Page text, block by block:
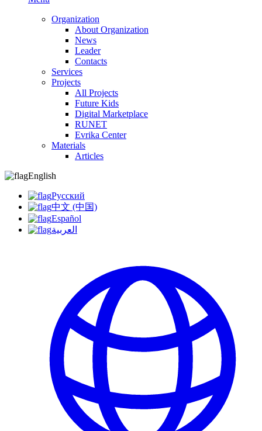
Organization
About Organization
News
Leader
Contacts
Services
Projects
All Projects
Future Kids
Digital Marketplace
RUNET
Evrika Center
Materials
Articles
English
Русский
中文 (中国)
Español
العربية